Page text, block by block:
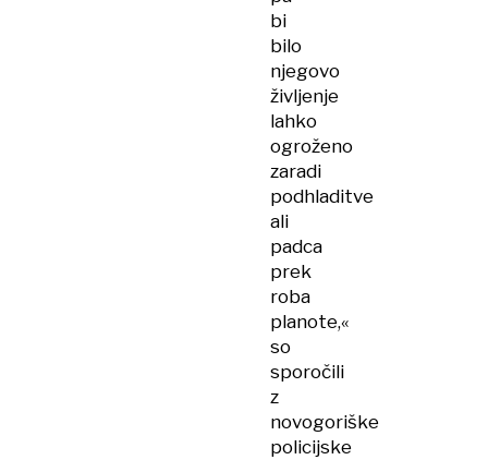
bi
bilo
njegovo
življenje
lahko
ogroženo
zaradi
podhladitve
ali
padca
prek
roba
planote,«
so
sporočili
z
novogoriške
policijske